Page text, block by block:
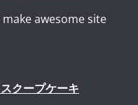
awesome site
クープケーキ